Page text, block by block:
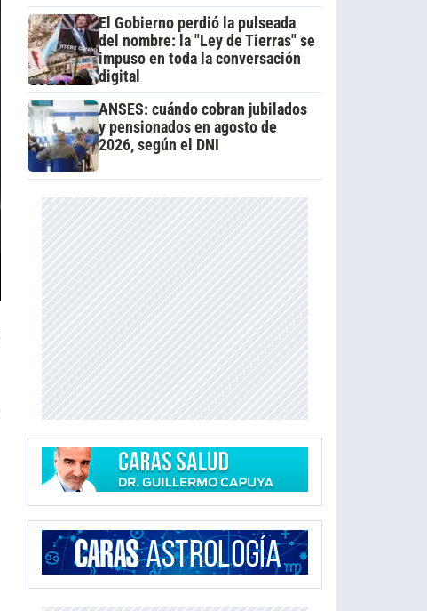
El Gobierno perdió la pulseada
del nombre: la "Ley de Tierras" se
impuso en toda la conversación
digital
ANSES: cuándo cobran jubilados
y pensionados en agosto de
2026, según el DNI